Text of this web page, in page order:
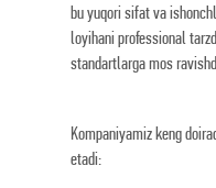
bu yuqori sifat va
loyihani professional
standartlarga mos
Kompaniyamiz keng
etadi: